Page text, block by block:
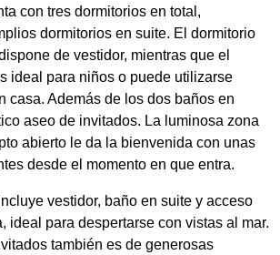
con tres dormitorios en total,
dormitorios en suite. El dormitorio
de vestidor, mientras que el
ideal para niños o puede utilizarse
casa. Además de los dos baños en
aseo de invitados. La luminosa zona
abierto le da la bienvenida con unas
desde el momento en que entra.
vestidor, baño en suite y acceso
ideal para despertarse con vistas al mar.
también es de generosas